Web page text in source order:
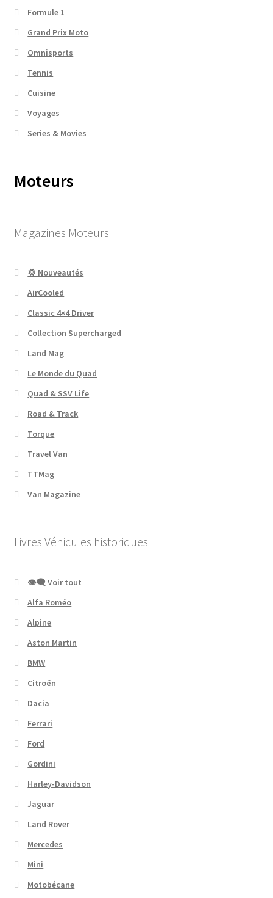
Formule 1
Grand Prix Moto
Omnisports
Tennis
Cuisine
Voyages
Series & Movies
Moteurs
Magazines Moteurs
💢 Nouveautés
AirCooled
Classic 4×4 Driver
Collection Supercharged
Land Mag
Le Monde du Quad
Quad & SSV Life
Road & Track
Torque
Travel Van
TTMag
Van Magazine
Livres Véhicules historiques
👁‍🗨 Voir tout
Alfa Roméo
Alpine
Aston Martin
BMW
Citroën
Dacia
Ferrari
Ford
Gordini
Harley-Davidson
Jaguar
Land Rover
Mercedes
Mini
Motobécane